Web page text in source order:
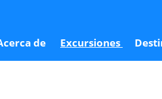
de Excursiones